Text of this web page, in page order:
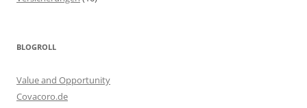
BLOGROLL
Value and Opportunity
Covacoro.de